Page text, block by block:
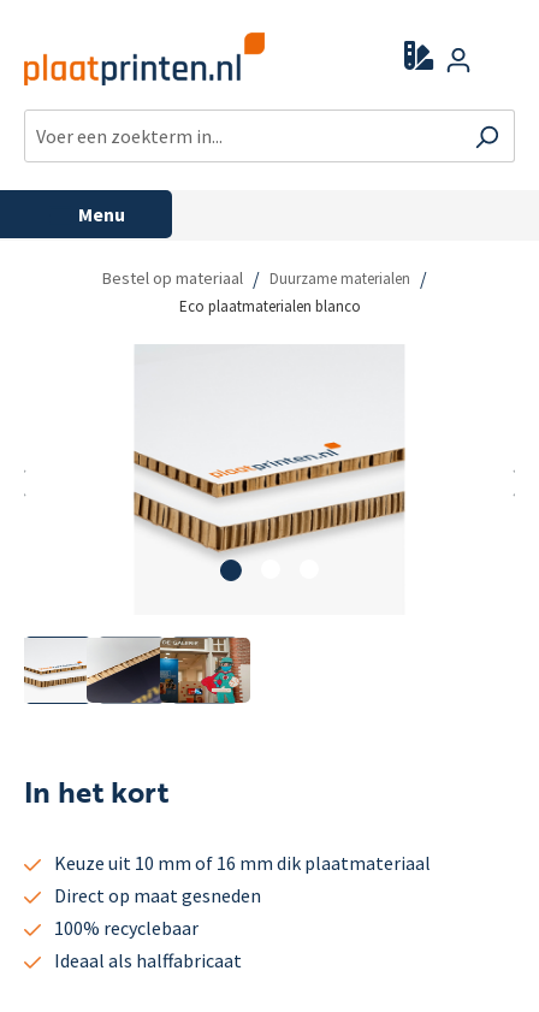
Menu
Bestel op materiaal / Duurzame materialen /
Eco plaatmaterialen blanco
In het kort
Keuze uit 10 mm of 16 mm dik plaatmateriaal
Direct op maat gesneden
100% recyclebaar
Ideaal als halffabricaat